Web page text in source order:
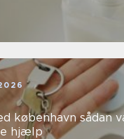
sådan vælger du
hjælp